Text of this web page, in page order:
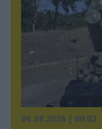
06.08.2026 | 00:02